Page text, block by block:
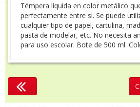
Témpera líquida en color metálico
perfectamente entre sí. Se puede
cualquier tipo de papel, cartulina,
pasta de modelar, etc. No necesita
para uso escolar. Bote de 500 ml.